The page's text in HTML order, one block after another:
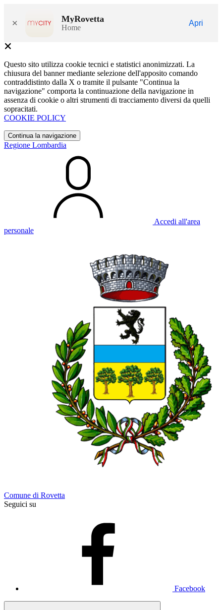
× MyRovetta
Home
Apri
Questo sito utilizza cookie tecnici e statistici anonimizzati. La
chiusura del banner mediante selezione dell'apposito comando
contraddistinto dalla X o tramite il pulsante "Continua la
navigazione" comporta la continuazione della navigazione in
assenza di cookie o altri strumenti di tracciamento diversi da quelli
sopracitati.
COOKIE POLICY
Continua la navigazione
Regione Lombardia
Accedi all'area
personale
Comune di Rovetta
Seguici su
Facebook